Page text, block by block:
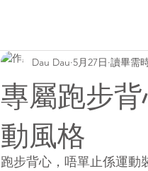
專屬跑步
動風格
Dau Dau 5月27日 讀畢需
跑步背心，唔單止係運動